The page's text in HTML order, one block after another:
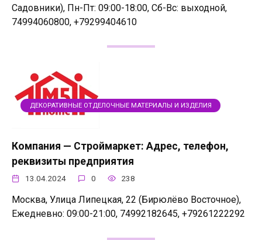
Садовники), Пн-Пт: 09:00-18:00, Сб-Вс: выходной,
74994060800, +79299404610
ДЕКОРАТИВНЫЕ ОТДЕЛОЧНЫЕ МАТЕРИАЛЫ И ИЗДЕЛИЯ
Компания — Строймаркет: Адрес, телефон,
реквизиты предприятия
13.04.2024 0 238
Москва, Улица Липецкая, 22 (Бирюлёво Восточное),
Ежедневно: 09:00-21:00, 74992182645, +79261222292